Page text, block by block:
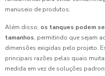
manuseio de produtos.
Além disso, os tanques podem
tamanhos, permitindo que sejam
dimensões exigidas pelo projeto.
principais razões pelas quais
medida em vez de soluções